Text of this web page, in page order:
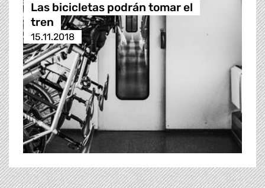
Las bicicletas podrán tomar el
tren
15.11.2018